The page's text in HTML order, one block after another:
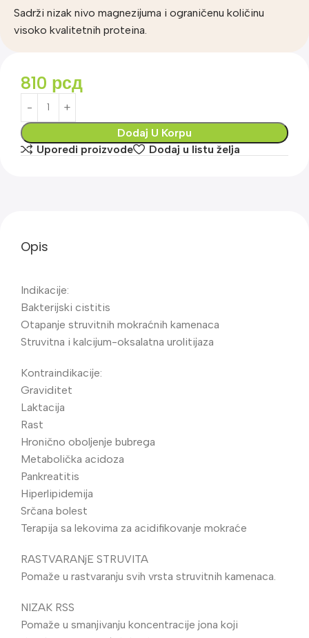
Sadrži nizak nivo magnezijuma i ograničenu količinu
visoko kvalitetnih proteina.
810 рсд
Dodaj U Korpu
Uporedi proizvode
Dodaj u listu želja
Opis
Indikacije:
Bakterijski cistitis
Otapanje struvitnih mokraćnih kamenaca
Struvitna i kalcijum-oksalatna urolitijaza
Kontraindikacije:
Graviditet
Laktacija
Rast
Hronično oboljenje bubrega
Metabolička acidoza
Pankreatitis
Hiperlipidemija
Srčana bolest
Terapija sa lekovima za acidifikovanje mokraće
RASTVARANjE STRUVITA
Pomaže u rastvaranju svih vrsta struvitnih kamenaca.
NIZAK RSS
Pomaže u smanjivanju koncentracije jona koji